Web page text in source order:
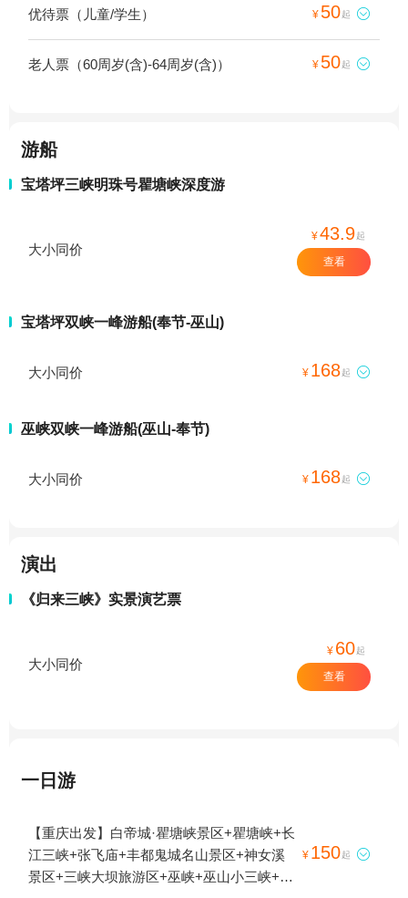
优待票（儿童/学生） ¥ 50起 
老人票（60周岁(含)-64周岁(含)） ¥ 50起 
游船
宝塔坪三峡明珠号瞿塘峡深度游
大小同价
¥43.9起
查看
宝塔坪双峡一峰游船(奉节-巫山)
大小同价 ¥ 168起 
巫峡双峡一峰游船(巫山-奉节)
大小同价 ¥ 168起 
演出
《归来三峡》实景演艺票
大小同价
¥ 60起
查看
一日游
【重庆出发】白帝城·瞿塘峡景区+瞿塘峡+长
江三峡+张飞庙+丰都鬼城名山景区+神女溪
景区+三峡大坝旅游区+巫峡+巫山小三峡+神
¥ 150起 